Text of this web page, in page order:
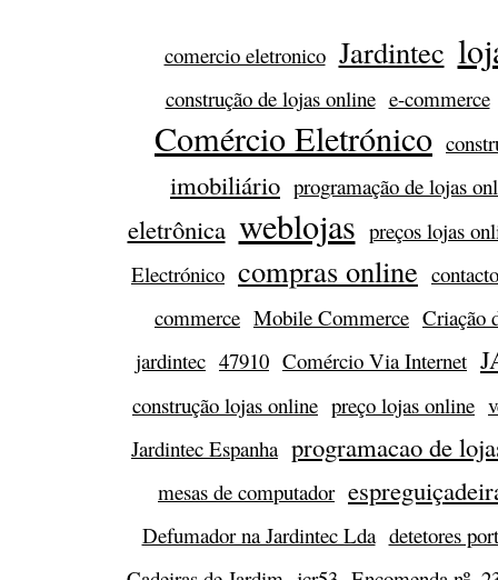
comercio eletronico Jardintec
construção de lojas online e-commerce
Comércio Eletrónico
imobiliário programação de lojas
eletrônica weblojas preços lojas
Electrónico compras online
commerce Mobile Commerce Criação
jardintec 47910 Comércio Via Internet
construção lojas online preço lojas online
Jardintec Espanha programacao de
mesas de computador
Defumador na Jardintec Lda detetores